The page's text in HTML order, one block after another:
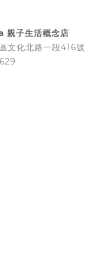
親子生活概念店
文化北路一段416號